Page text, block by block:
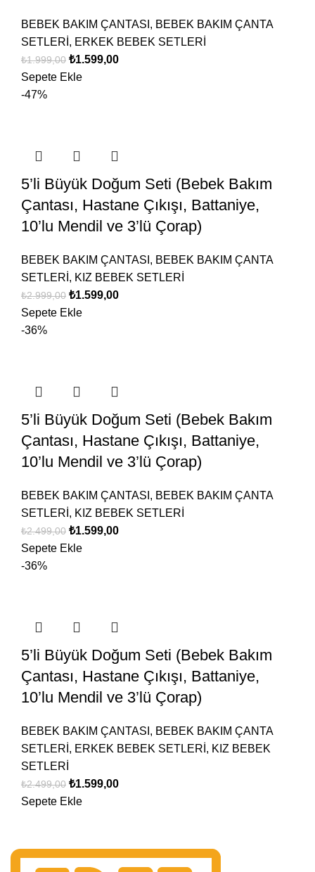
BEBEK BAKIM ÇANTASI , BEBEK BAKIM ÇANTA
SETLERİ , ERKEK BEBEK SETLERİ
₺1.999,00 ₺1.599,00
Sepete Ekle
-47%
5’li Büyük Doğum Seti (Bebek Bakım
Çantası, Hastane Çıkışı, Battaniye,
10’lu Mendil ve 3’lü Çorap)
BEBEK BAKIM ÇANTASI , BEBEK BAKIM ÇANTA
SETLERİ , KIZ BEBEK SETLERİ
₺2.999,00 ₺1.599,00
Sepete Ekle
-36%
5’li Büyük Doğum Seti (Bebek Bakım
Çantası, Hastane Çıkışı, Battaniye,
10’lu Mendil ve 3’lü Çorap)
BEBEK BAKIM ÇANTASI , BEBEK BAKIM ÇANTA
SETLERİ , KIZ BEBEK SETLERİ
₺2.499,00 ₺1.599,00
Sepete Ekle
-36%
5’li Büyük Doğum Seti (Bebek Bakım
Çantası, Hastane Çıkışı, Battaniye,
10’lu Mendil ve 3’lü Çorap)
BEBEK BAKIM ÇANTASI , BEBEK BAKIM ÇANTA
SETLERİ , ERKEK BEBEK SETLERİ , KIZ BEBEK
SETLERİ
₺2.499,00 ₺1.599,00
Sepete Ekle